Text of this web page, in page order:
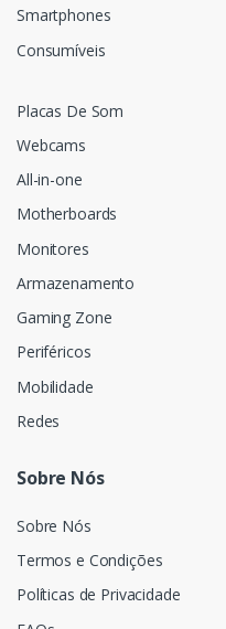
Smartphones
Consumíveis
Placas De Som
Webcams
All-in-one
Motherboards
Monitores
Armazenamento
Gaming Zone
Periféricos
Mobilidade
Redes
Sobre Nós
Sobre Nós
Termos e Condições
Políticas de Privacidade